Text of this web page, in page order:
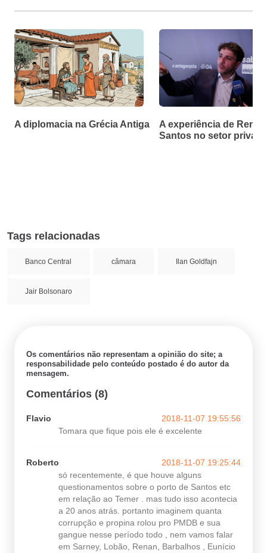
A diplomacia na Grécia Antiga
A experiência de Renan
Santos no setor
Tags relacionadas
Banco Central câmara Ilan Goldfajn
Jair Bolsonaro
Os comentários não representam a opinião do site; a
responsabilidade pelo conteúdo postado é do autor da
mensagem.
Comentários (8)
Flavio
2018-11-07 19:55:56
Tomara que fique pois ele é excelente
Roberto
2018-11-07 19:25:44
só recentemente, é que houve alguns
questionamentos sobre o porto de Santos etc
em relação ao Temer . mas tudo isso acontecia
a 20 anos atrás. portanto imaginem quanta
corrupção e propina rolou pro PMDB e sua
gangue nesse período todo , nem vamos falar
em Sarney, Lobão, Renan, Barbalhos , Eunício